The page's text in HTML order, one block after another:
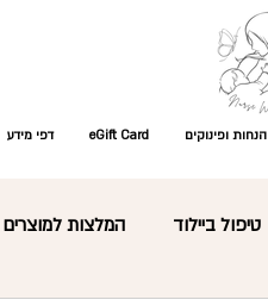
הנחות ופינוקים eGift Card דפי מידע
טיפול ביילוד המלצות למוצרים